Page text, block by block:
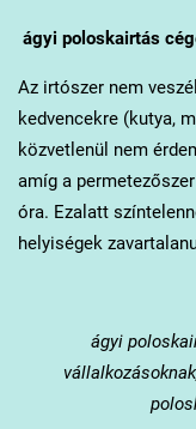
ágyi poloskairtás
Az irtószer nem
kedvencekre (kutya,
közvetlenül nem
amíg a
óra. Ezalatt
helyiségek
ágyi